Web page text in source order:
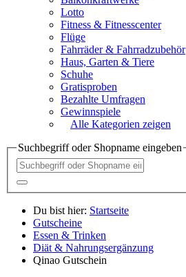
Lotto
Fitness & Fitnesscenter
Flüge
Fahrräder & Fahrradzubehör
Haus, Garten & Tiere
Schuhe
Gratisproben
Bezahlte Umfragen
Gewinnspiele
Alle Kategorien zeigen
Suchbegriff oder Shopname eingeben
Du bist hier: Startseite
Gutscheine
Essen & Trinken
Diät & Nahrungsergänzung
Qinao Gutschein